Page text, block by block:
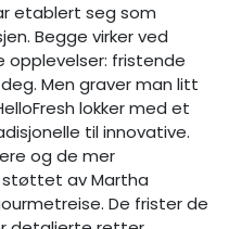
etablert seg som
Begge virker ved
opplevelser: fristende
Men graver man litt
lokker med et
til innovative.
og de mer
støttet av Martha
De frister de